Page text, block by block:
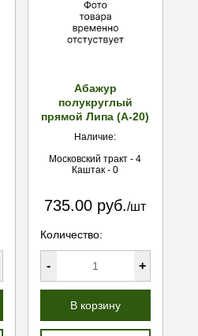
Абажур
полукруглый
прямой Липа (А-20)
Наличие:
Московский тракт - 4
Каштак - 0
735.00 руб./шт
Количество:
- +
В корзину